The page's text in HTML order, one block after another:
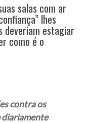
salas com ar
lhes
deveriam estagiar
como é o
contra os
diariamente